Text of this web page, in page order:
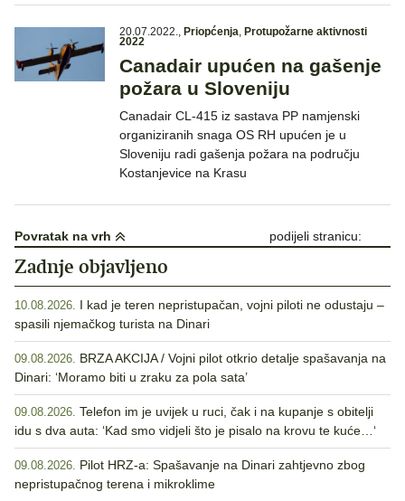
20.07.2022., Priopćenja, Protupožarne aktivnosti
2022
Canadair upućen na gašenje
požara u Sloveniju
Canadair CL-415 iz sastava PP namjenski
organiziranih snaga OS RH upućen je u
Sloveniju radi gašenja požara na području
Kostanjevice na Krasu
Povratak na vrh podijeli stranicu:
Zadnje objavljeno
10.08.2026. I kad je teren nepristupačan, vojni piloti ne odustaju –
spasili njemačkog turista na Dinari
09.08.2026. BRZA AKCIJA / Vojni pilot otkrio detalje spašavanja na
Dinari: ‘Moramo biti u zraku za pola sata’
09.08.2026. Telefon im je uvijek u ruci, čak i na kupanje s obitelji
idu s dva auta: ‘Kad smo vidjeli što je pisalo na krovu te kuće…‘
09.08.2026. Pilot HRZ-a: Spašavanje na Dinari zahtjevno zbog
nepristupačnog terena i mikroklime